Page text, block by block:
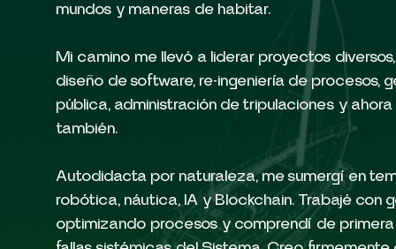
mundos y maneras de habitar.
Mi camino me llevó a liderar proyectos
diseño de software, re-ingeniería de procesos,
pública, administración de tripulaciones y ahora
también.
Autodidacta por naturaleza, me sumergí en
robótica, náutica, IA y Blockchain. Trabajé con
optimizando procesos y comprendí de primera